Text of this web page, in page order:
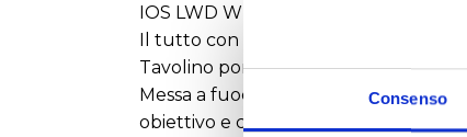
Consenso
IOS LWD W-PLAN PH 40x/0,65
Il tutto con trattamento antimicotico.
Tavolino portacampioni: Tavolino
Messa a fuoco: meccanismo di
obiettivo e campione.